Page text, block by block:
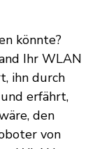
könnte?
Ihr WLAN
ihn durch
erfährt,
den
von